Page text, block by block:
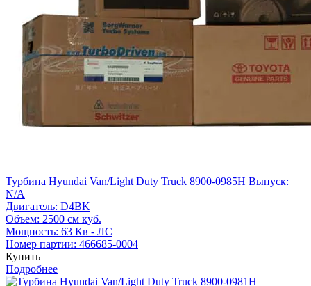
Турбина Hyundai Van/Light Duty Truck 8900-0985H Выпуск:
N/A
Двигатель: D4BK
Объем: 2500 см куб.
Мощность: 63 Кв - ЛС
Номер партии: 466685-0004
Купить
Подробнее